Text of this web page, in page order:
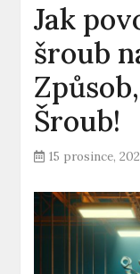
Jak
šroub
Šroub!
15 prosince,